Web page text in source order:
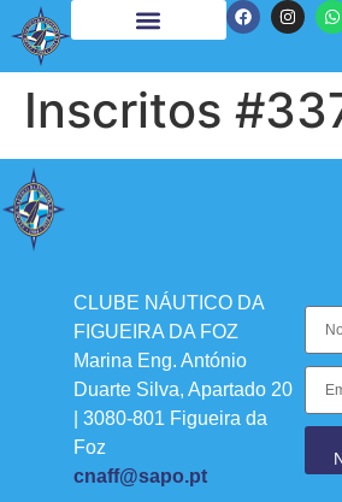
Inscritos
CLUBE NÁUTICO DA
FIGUEIRA DA FOZ
Marina Eng. António
Duarte Silva, Apartado 20
| 3080-801 Figueira da
Foz
cnaff@sapo.pt